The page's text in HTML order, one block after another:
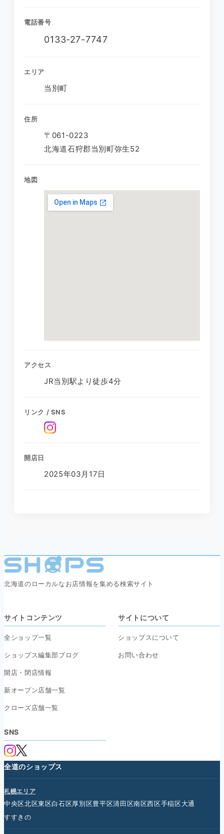
電話番号
0133‐27-7747
エリア
当別町
住所
〒061-0223
北海道石狩郡当別町弥生52
地図
アクセス
JR当別駅より徒歩4分
リンク / SNS
開店日
2025年03月17日
北海道のローカルなお店情報を集める検索サイト
サイトコンテンツ
全ショップ一覧
ショップス編集部ブログ
開店・閉店情報
新オープン店舗一覧
クローズ店舗一覧
サイトについて
ショップスについて
お問い合わせ
SNS
全道のショップス
札幌エリア
中央区北区東区白石区厚別区豊平区清田区南区西区手稲区大通
すすきの